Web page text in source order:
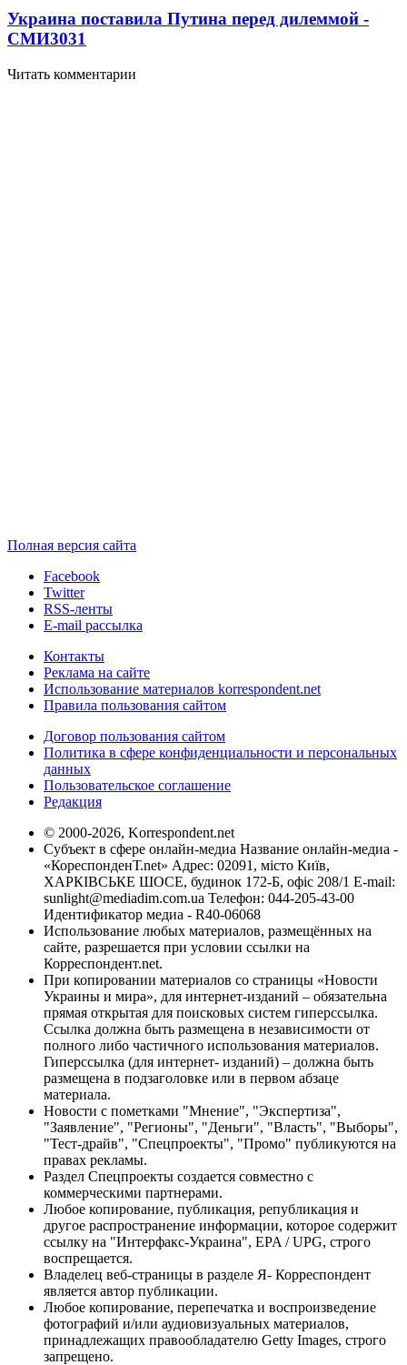
Украина поставила Путина перед дилеммой -
СМИ3031
Читать комментарии
Полная версия сайта
Facebook
Twitter
RSS-ленты
E-mail рассылка
Контакты
Реклама на сайте
Использование материалов korrespondent.net
Правила пользования сайтом
Договор пользования сайтом
Политика в сфере конфиденциальности и персональных
данных
Пользовательское соглашение
Редакция
© 2000-2026, Korrespondent.net
Субъект в сфере онлайн-медиа Название онлайн-медиа -
«КореспонденТ.net» Адрес: 02091, місто Київ,
ХАРКІВСЬКЕ ШОСЕ, будинок 172-Б, офіс 208/1 E-mail:
sunlight@mediadim.com.ua Телефон: 044-205-43-00
Идентификатор медиа - R40-06068
Использование любых материалов, размещённых на
сайте, разрешается при условии ссылки на
Корреспондент.net.
При копировании материалов со страницы «Новости
Украины и мира», для интернет-изданий – обязательна
прямая открытая для поисковых систем гиперссылка.
Ссылка должна быть размещена в независимости от
полного либо частичного использования материалов.
Гиперссылка (для интернет- изданий) – должна быть
размещена в подзаголовке или в первом абзаце
материала.
Новости с пометками "Мнение", "Экспертиза",
"Заявление", "Регионы", "Деньги", "Власть", "Выборы",
"Тест-драйв", "Спецпроекты", "Промо" публикуются на
правах рекламы.
Раздел Спецпроекты создается совместно с
коммерческими партнерами.
Любое копирование, публикация, републикация и
другое распространение информации, которое содержит
ссылку на "Интерфакс-Украина", EPA / UPG, строго
воспрещается.
Владелец веб-страницы в разделе Я- Корреспондент
является автор публикации.
Любое копирование, перепечатка и воспроизведение
фотографий и/или аудиовизуальных материалов,
принадлежащих правообладателю Getty Images, строго
запрещено.